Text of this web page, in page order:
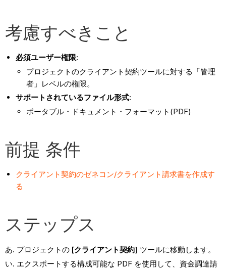
考慮すべきこと
必須ユーザー権限:
プロジェクトのクライアント契約ツールに対する「管理
者」レベルの権限。
サポートされているファイル形式:
ポータブル・ドキュメント・フォーマット(PDF)
前提 条件
クライアント契約のゼネコン/クライアント請求書を作成す
る
ステップス
プロジェクトの [クライアント契約] ツールに移動します。
エクスポートする構成可能な PDF を使用して、資金調達請